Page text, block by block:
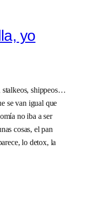
yo
stalkeos, shippeos…
se van igual que
no iba a ser
cosas, el pan
lo detox, la